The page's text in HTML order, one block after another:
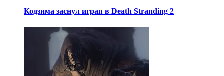
Кодзима заснул играя в Death Stranding 2